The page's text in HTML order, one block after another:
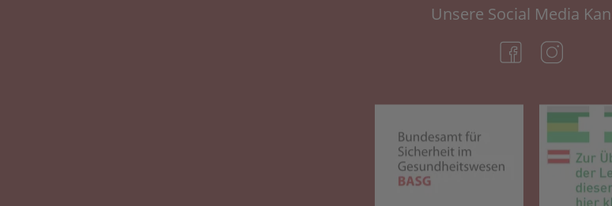
Unsere Social Media
(öffnet in neuem
(öffnet in